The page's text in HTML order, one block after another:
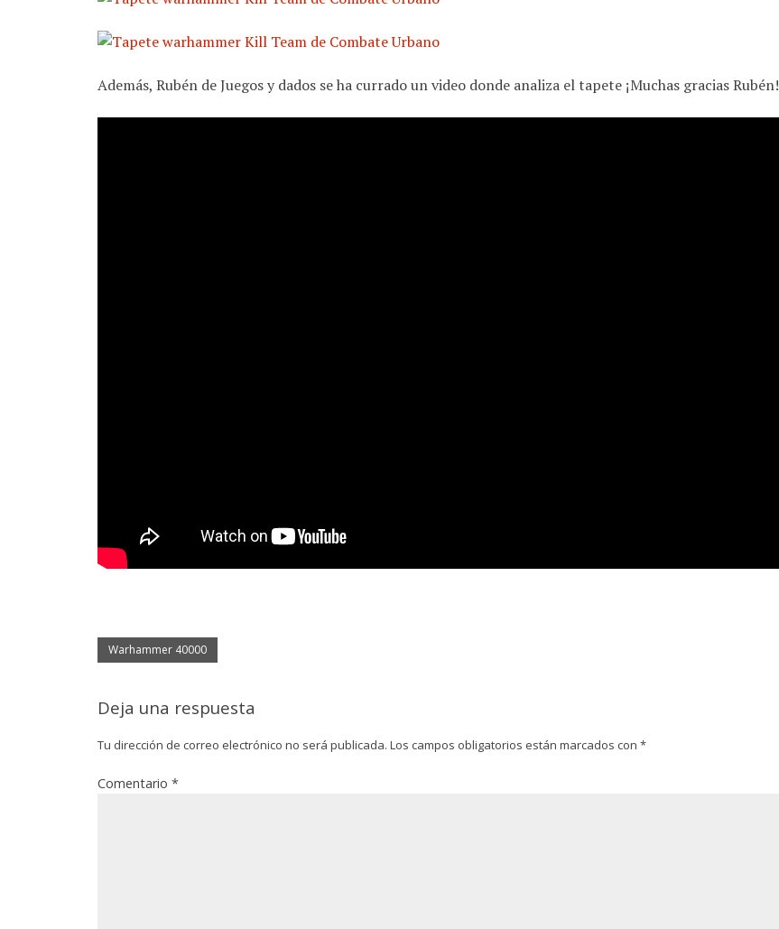
Además, Rubén de Juegos y dados se ha currado un video donde analiza el tapete ¡Muchas gracias Rubén!
Warhammer 40000
Deja una respuesta
Tu dirección de correo electrónico no será publicada. Los campos obligatorios están marcados con *
Comentario *